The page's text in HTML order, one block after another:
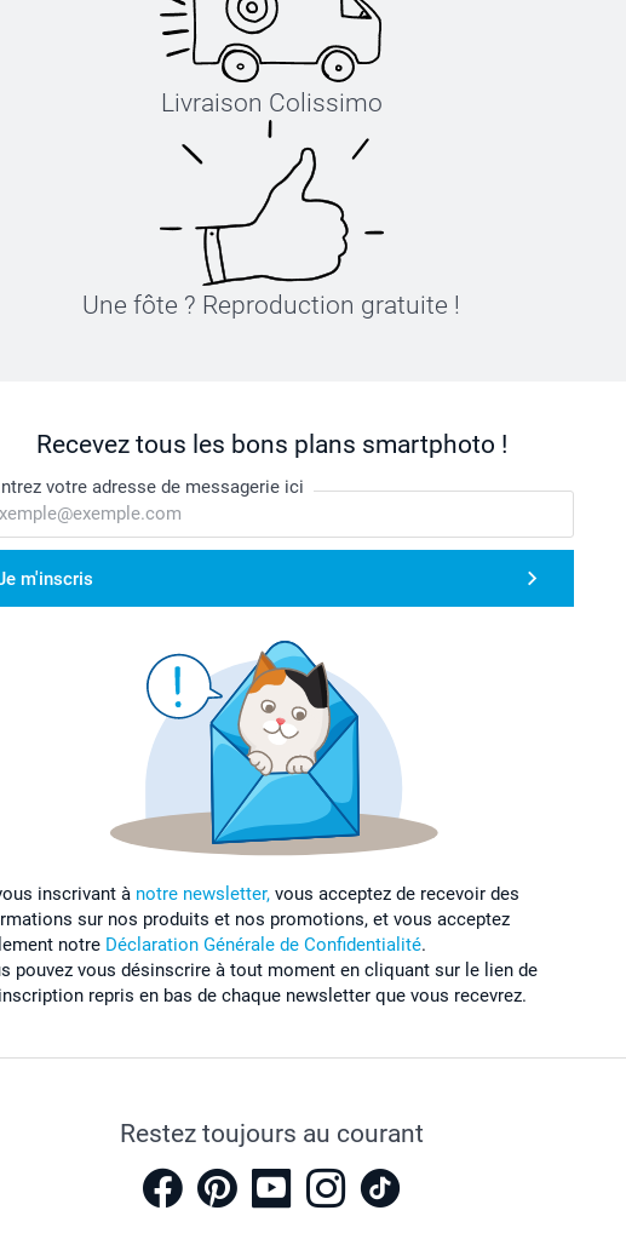
Livraison Colissimo
Une fôte ? Reproduction gratuite !
Recevez tous les bons plans smartphoto !
votre adresse de messagerie ici
m'inscris
inscrivant à notre newsletter, vous acceptez de recevoir des
sur nos produits et nos promotions, et vous acceptez
notre Déclaration Générale de Confidentialité.
pouvez vous désinscrire à tout moment en cliquant sur le lien de
repris en bas de chaque newsletter que vous recevrez.
Restez toujours au courant